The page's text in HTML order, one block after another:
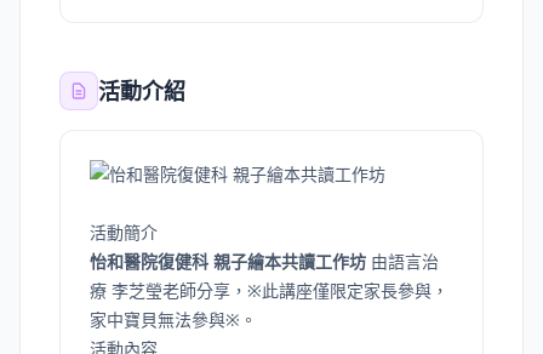
活動介紹
活動簡介
怡和醫院復健科 親子繪本共讀工作坊 由語言治
療 李芝瑩老師分享，※此講座僅限定家長參與，
家中寶貝無法參與※。
活動內容